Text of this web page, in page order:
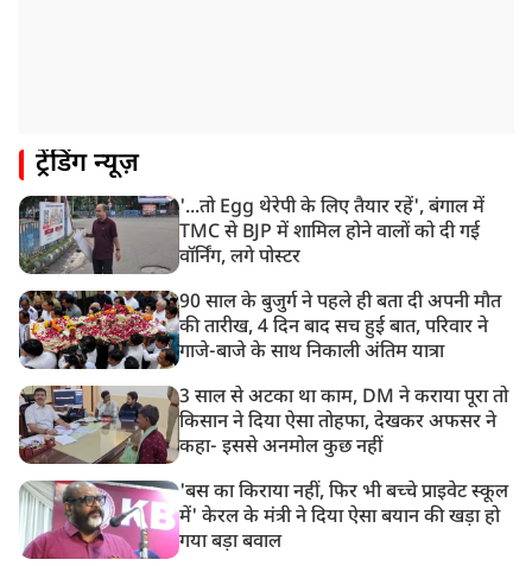
देशभर में आज से 'हर घर तिरंगा' अभियान, सीएम योगी लखनऊ
8:21 AM
गाज़ियाबाद में मुठभेड़, 3 ड्रग तस्कर गिरफ्तार, 21 किलो गांजा
बरामद
ट्रेंडिंग न्यूज़
'...तो Egg थेरेपी के लिए तैयार रहें', बंगाल में
TMC से BJP में शामिल होने वालों को दी गई
वॉर्निंग, लगे पोस्टर
90 साल के बुजुर्ग ने पहले ही बता दी अपनी मौत
की तारीख, 4 दिन बाद सच हुई बात, परिवार ने
गाजे-बाजे के साथ निकाली अंतिम यात्रा
3 साल से अटका था काम, DM ने कराया पूरा तो
किसान ने दिया ऐसा तोहफा, देखकर अफसर ने
कहा- इससे अनमोल कुछ नहीं
'बस का किराया नहीं, फिर भी बच्चे प्राइवेट स्कूल
में' केरल के मंत्री ने दिया ऐसा बयान की खड़ा हो
गया बड़ा बवाल